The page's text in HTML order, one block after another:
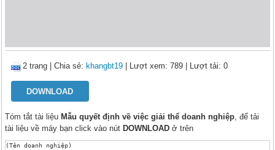
2 trang |Chia sẻ: khangbt19 | Lượt xem: 789 | Lượt tải: 0
DOWNLOAD
Tóm tắt tài liệu Mẫu quyết định về việc giải thể doanh nghiệp, để tải
tài liệu về máy bạn click vào nút DOWNLOAD ở trên
(Tên doanh nghiệp)